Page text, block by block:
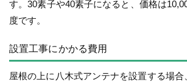
す。30素子や40素子になると、価格は
度です。
設置工事にかかる費用
屋根の上に八木式アンテナを設置する場